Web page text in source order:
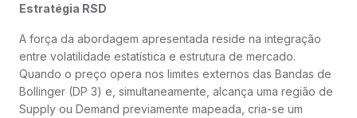
Estratégia RSD
A força da abordagem apresentada reside na integração
entre volatilidade estatística e estrutura de mercado.
Quando o preço opera nos limites externos das Bandas de
Bollinger (DP 3) e, simultaneamente, alcança uma região de
Supply ou Demand previamente mapeada, cria-se um